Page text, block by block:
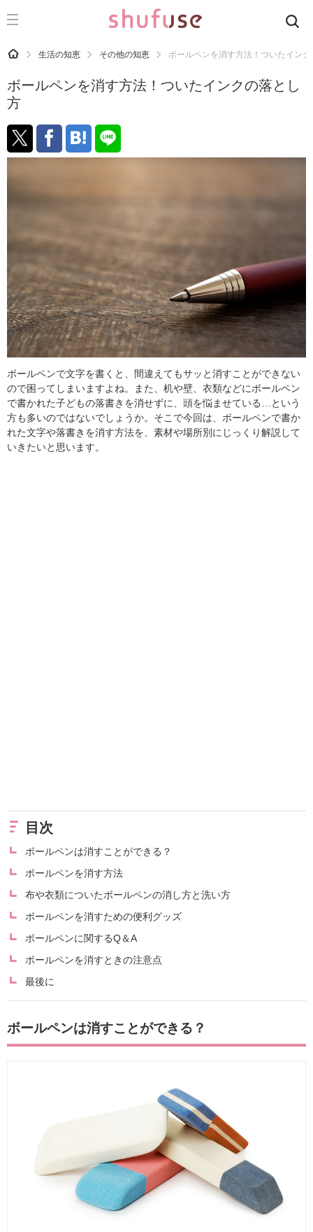
CATEGORY 記事カテゴリ
洗濯
生活の知恵
食材辞典
おすすめ
HOME 生活の知恵 その他の知恵 ボールペンを消す方法！ついたイン
ボールペンを消す方法！ついたインクの落とし
方
ボールペンで文字を書くと、間違えてもサッと消すことができない
ので困ってしまいますよね。また、机や壁、衣類などにボールペン
で書かれた子どもの落書きを消せずに、頭を悩ませている…という
方も多いのではないでしょうか。そこで今回は、ボールペンで書か
れた文字や落書きを消す方法を、素材や場所別にじっくり解説して
いきたいと思います。
目次
ボールペンは消すことができる？
ボールペンを消す方法
布や衣類についたボールペンの消し方と洗い方
ボールペンを消すための便利グッズ
ボールペンに関するQ＆A
ボールペンを消すときの注意点
最後に
ボールペンは消すことができる？